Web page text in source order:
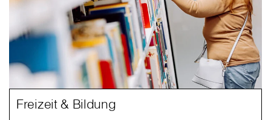
Freizeit & Bildung